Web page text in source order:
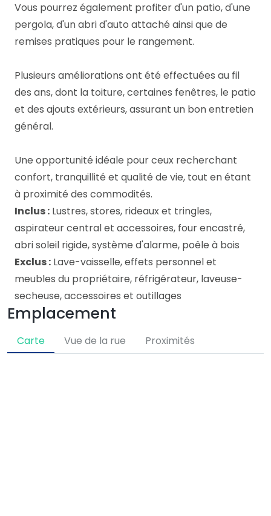
Vous pourrez également profiter d'un patio, d'une
pergola, d'un abri d'auto attaché ainsi que de
remises pratiques pour le rangement.
Plusieurs améliorations ont été effectuées au fil
des ans, dont la toiture, certaines fenêtres, le patio
et des ajouts extérieurs, assurant un bon entretien
général.
Une opportunité idéale pour ceux recherchant
confort, tranquillité et qualité de vie, tout en étant
à proximité des commodités.
Inclus : Lustres, stores, rideaux et tringles,
aspirateur central et accessoires, four encastré,
abri soleil rigide, système d'alarme, poêle à bois
Exclus : Lave-vaisselle, effets personnel et
meubles du propriétaire, réfrigérateur, laveuse-
secheuse, accessoires et outillages
Emplacement
Carte Vue de la rue Proximités